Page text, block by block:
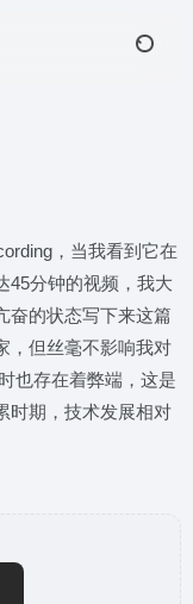
，当我看到它在
45分钟的视频，我大
奋的状态写下来这篇
，但丝毫不影响我对
也存在着弊端，这是
时期，技术发展相对